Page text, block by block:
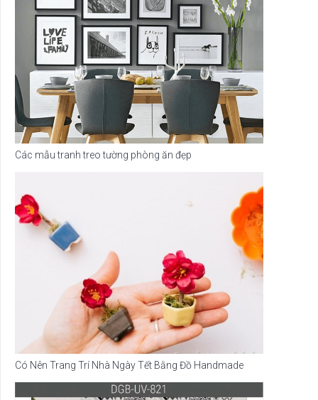
Các mẫu tranh treo tường phòng ăn đẹp
Có Nên Trang Trí Nhà Ngày Tết Bằng Đồ Handmade